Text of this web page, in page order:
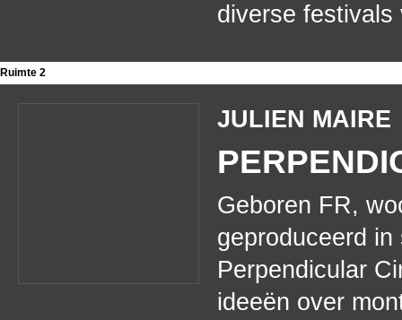
diverse festivals
Ruimte 2
JULIEN MAIRE
Geboren FR,
geproduceerd
Perpendicular
ideeën over